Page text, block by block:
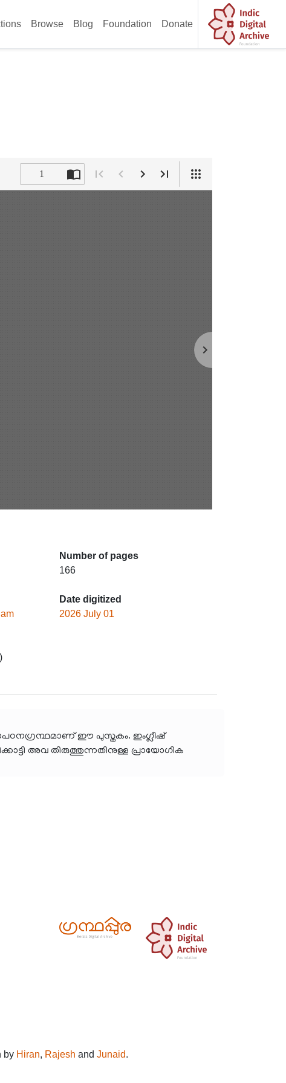
Browse Blog Foundation Donate
Number of pages
166
Date digitized
2026 July 01
ഈ പുസ്തകം. ഇംഗ്ലീഷ്
അവ തിരുത്തുന്നതിനുള്ള പ്രായോഗിക
by Hiran, Rajesh and Junaid.